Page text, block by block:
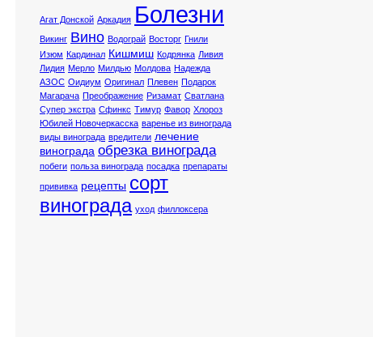
Агат Донской Аркадия Болезни
Викинг Вино Водограй Восторг Гнили
Изюм Кардинал Кишмиш Кодрянка Ливия
Лидия Мерло Милдью Молдова Надежда
АЗОС Оидиум Оригинал Плевен Подарок
Магарача Преображение Ризамат Сватлана
Супер экстра Сфинкс Тимур Фавор Хлороз
Юбилей Новочеркасска варенье из винограда
виды винограда вредители лечение
винограда обрезка винограда
побеги польза винограда посадка препараты
прививка рецепты сорт
винограда уход филлоксера